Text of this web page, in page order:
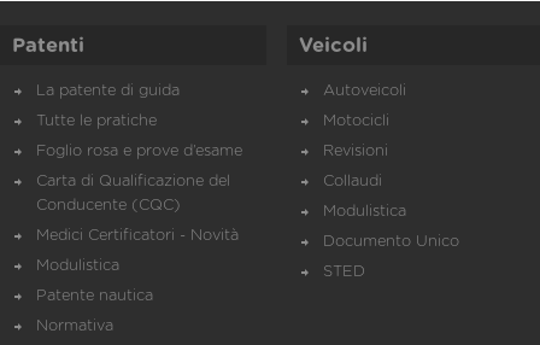
Patenti
La patente di guida
Tutte le pratiche
Foglio rosa e prove d’esame
Carta di Qualificazione del
Conducente (CQC)
Medici Certificatori - Novità
Modulistica
Patente nautica
Normativa
Veicoli
Autoveicoli
Motocicli
Revisioni
Collaudi
Modulistica
Documento Unico
STED